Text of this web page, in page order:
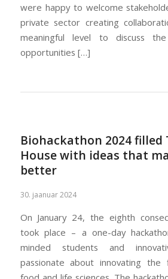
were happy to welcome
private sector creating
meaningful level to discuss
opportunities […]
Biohackathon 2024
House with ideas that
better
30. jaanuar 2024
On January 24, the eighth
took place – a one-day
minded students and
passionate about innovating the